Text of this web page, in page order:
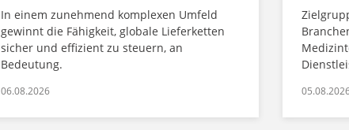
In einem zunehmend komplexen Umfeld
gewinnt die Fähigkeit, globale Lieferketten
sicher und effizient zu steuern, an
Bedeutung.
06.08.2026